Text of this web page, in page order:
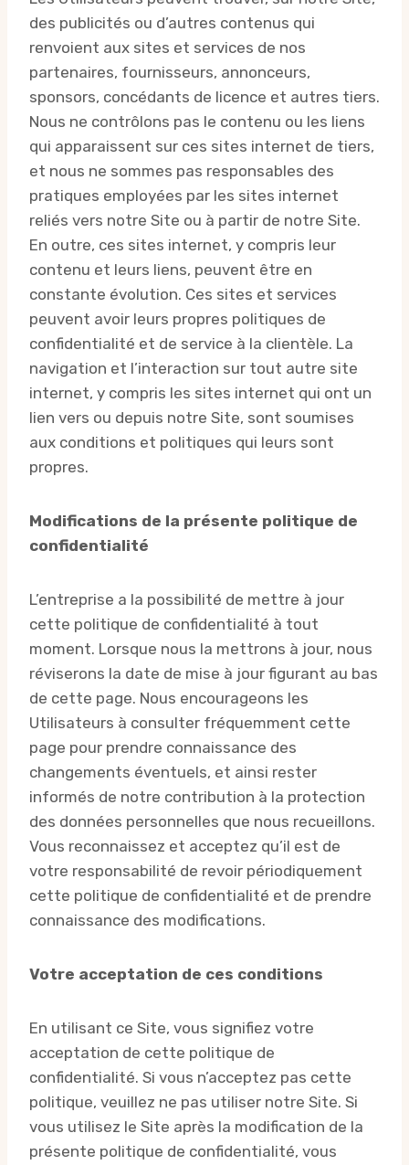
des publicités ou d’autres contenus qui
renvoient aux sites et services de nos
partenaires, fournisseurs, annonceurs,
sponsors, concédants de licence et autres tiers.
Nous ne contrôlons pas le contenu ou les liens
qui apparaissent sur ces sites internet de tiers,
et nous ne sommes pas responsables des
pratiques employées par les sites internet
reliés vers notre Site ou à partir de notre Site.
En outre, ces sites internet, y compris leur
contenu et leurs liens, peuvent être en
constante évolution. Ces sites et services
peuvent avoir leurs propres politiques de
confidentialité et de service à la clientèle. La
navigation et l’interaction sur tout autre site
internet, y compris les sites internet qui ont un
lien vers ou depuis notre Site, sont soumises
aux conditions et politiques qui leurs sont
propres.
Modifications de la présente politique de
confidentialité
L’entreprise a la possibilité de mettre à jour
cette politique de confidentialité à tout
moment. Lorsque nous la mettrons à jour, nous
réviserons la date de mise à jour figurant au bas
de cette page. Nous encourageons les
Utilisateurs à consulter fréquemment cette
page pour prendre connaissance des
changements éventuels, et ainsi rester
informés de notre contribution à la protection
des données personnelles que nous recueillons.
Vous reconnaissez et acceptez qu’il est de
votre responsabilité de revoir périodiquement
cette politique de confidentialité et de prendre
connaissance des modifications.
Votre acceptation de ces conditions
En utilisant ce Site, vous signifiez votre
acceptation de cette politique de
confidentialité. Si vous n’acceptez pas cette
politique, veuillez ne pas utiliser notre Site. Si
vous utilisez le Site après la modification de la
présente politique de confidentialité, vous